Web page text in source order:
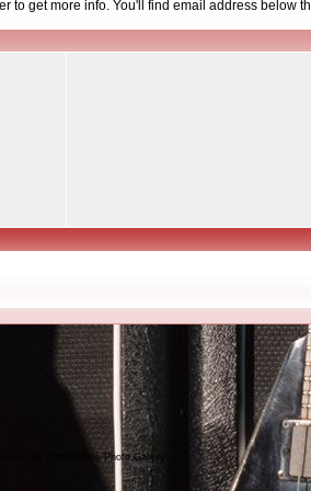
to get more info. You'll find email address below
by Coppermine Photo Gallery